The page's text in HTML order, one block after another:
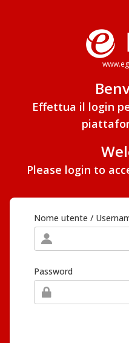
Effettua il login
Please login to
Nome utente /
Password